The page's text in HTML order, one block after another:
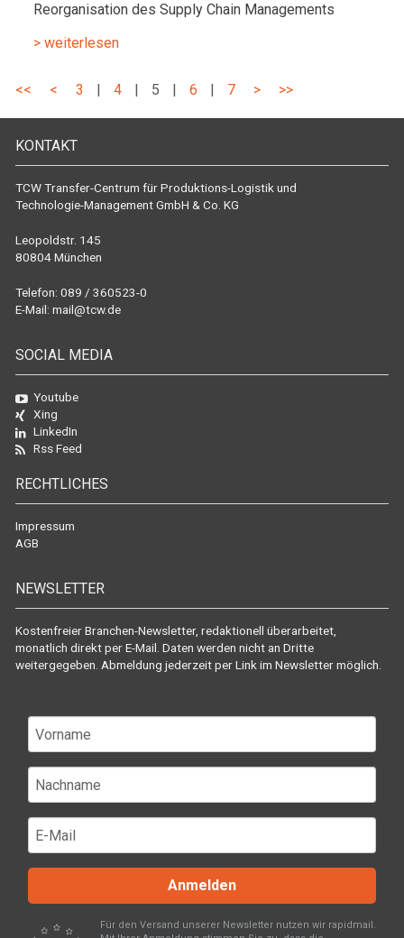
Reorganisation des Supply Chain Managements
> weiterlesen
<< < 3 | 4 | 5 | 6 | 7 > >>
KONTAKT
TCW Transfer-Centrum für Produktions-Logistik und
Technologie-Management GmbH & Co. KG
Leopoldstr. 145
80804 München
Telefon: 089 / 360523-0
E-Mail: mail@tcw.de
SOCIAL MEDIA
Youtube
Xing
LinkedIn
Rss Feed
RECHTLICHES
Impressum
AGB
NEWSLETTER
Kostenfreier Branchen-Newsletter, redaktionell überarbeitet,
monatlich direkt per E-Mail. Daten werden nicht an Dritte
weitergegeben. Abmeldung jederzeit per Link im Newsletter möglich.
Anmelden
Für den Versand unserer Newsletter nutzen wir rapidmail.